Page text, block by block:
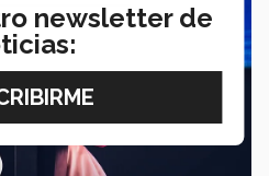
newsletter de